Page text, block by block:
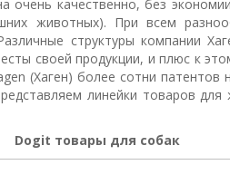
очень качественно, без
животных). При всем
структуры компании
своей продукции, и плюс к
(Хаген) более сотни
линейки товаров
Dogit товары для собак